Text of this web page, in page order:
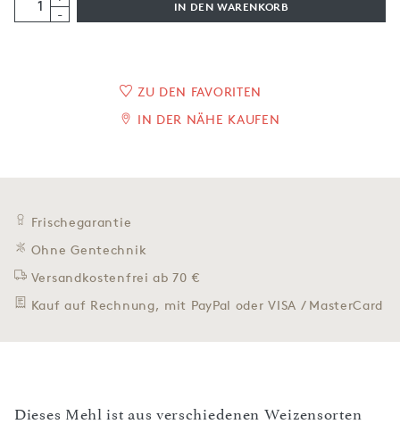
-
IN DEN WARENKORB
ZU DEN FAVORITEN
IN DER NÄHE KAUFEN
Frischegarantie
Ohne Gentechnik
Versandkostenfrei ab 70 €
Kauf auf Rechnung, mit PayPal oder VISA / MasterCard
Dieses Mehl ist aus verschiedenen Weizensorten